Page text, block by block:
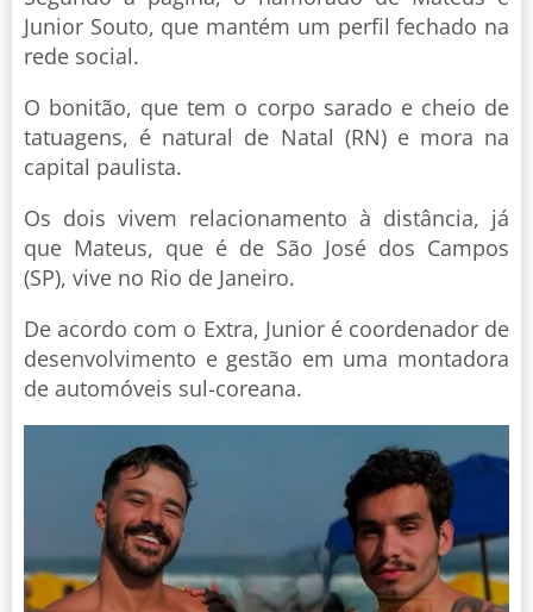
Junior Souto, que mantém um perfil fechado na
rede social.
O bonitão, que tem o corpo sarado e cheio de
tatuagens, é natural de Natal (RN) e mora na
capital paulista.
Os dois vivem relacionamento à distância, já
que Mateus, que é de São José dos Campos
(SP), vive no Rio de Janeiro.
De acordo com o Extra, Junior é coordenador de
desenvolvimento e gestão em uma montadora
de automóveis sul-coreana.